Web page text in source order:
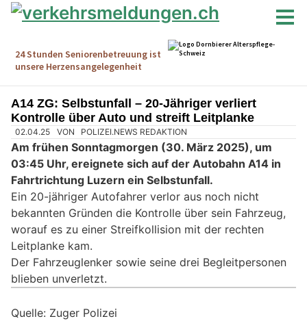
A14 ZG: Selbstunfall – 20-Jähriger verliert
Kontrolle über Auto und streift Leitplanke
02.04.25 VON POLIZEI.NEWS REDAKTION
Am frühen Sonntagmorgen (30. März 2025), um
03:45 Uhr, ereignete sich auf der Autobahn A14 in
Fahrtrichtung Luzern ein Selbstunfall.
Ein 20-jähriger Autofahrer verlor aus noch nicht
bekannten Gründen die Kontrolle über sein Fahrzeug,
worauf es zu einer Streifkollision mit der rechten
Leitplanke kam.
Der Fahrzeuglenker sowie seine drei Begleitpersonen
blieben unverletzt.
Quelle: Zuger Polizei